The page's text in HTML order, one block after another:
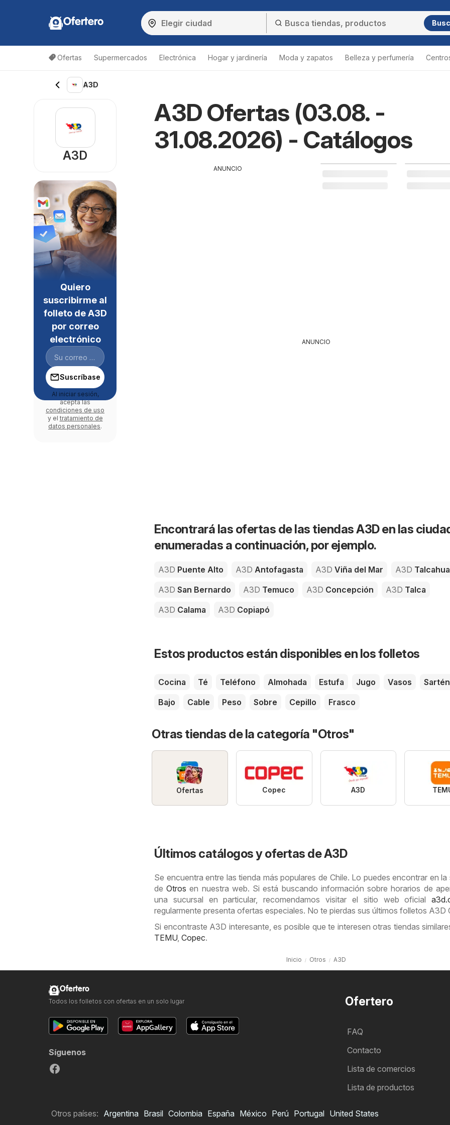
Ofertero
Ofertas Supermercados Electrónica Hogar y jardinería Moda y zapatos Belleza y perfumería
A3D
A3D Ofertas (03.08. -
31.08.2026) - Catálogos
ANUNCIO
ANUNCIO
Encontrará las ofertas de las tiendas A3D en las
enumeradas a continuación, por ejemplo.
A3D Puente Alto A3D Antofagasta A3D Viña del Mar A3D
A3D San Bernardo A3D Temuco A3D Concepción A3D Talca
A3D Calama A3D Copiapó
Estos productos están disponibles en los folletos
Cocina Té Teléfono Almohada Estufa Jugo Vasos
Sartén
Bajo
Cable Peso Sobre Cepillo Frasco
Otras tiendas de la categoría "Otros"
Ofertas Copec A3D
Últimos catálogos y ofertas de A3D
Se encuentra entre las tienda más populares de Chile. Lo puedes encontrar en
deOtros en nuestra web. Si está buscando información sobre horarios de
una sucursal en particular, recomendamos visitar el sitio web oficial
regularmente presenta ofertas especiales. No te pierdas sus últimos folletos A3D
Si encontraste A3D interesante, es posible que te interesen otras tiendas
TEMU, Copec.
Inicio Otros A3D
A3D
Quiero
suscribirme al
folleto de A3D
por correo
electrónico
Suscríbase
Al iniciar sesión,
acepta las
condiciones de uso
y el tratamiento de
datos personales.
Ofertero
FAQ
Contacto
Lista de comercios
Lista de productos
Ofertero
Todos los folletos con ofertas en un solo lugar
Síguenos
Otros países: Argentina Brasil Colombia España México Perú Portugal United States